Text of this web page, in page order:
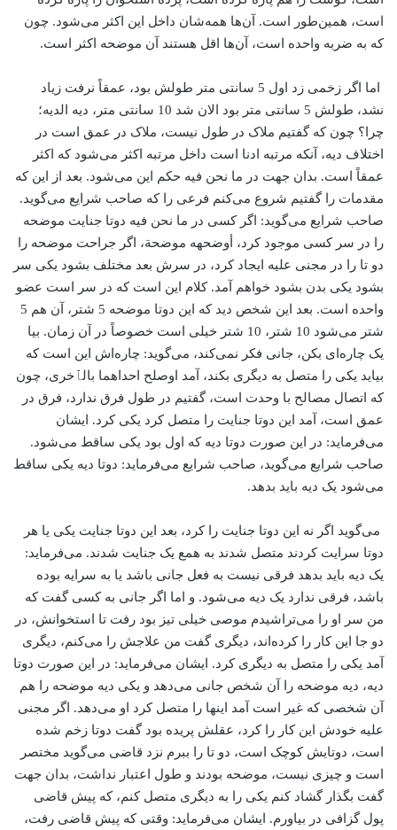
است، همین‌طور است. آن‌ها همه‌شان داخل این اکثر می‌شود. چون
که به ضربه واحده است، آن‌ها اقل هستند آن موضحه اکثر است.
اما اگر زخمی زد اول 5 سانتی متر طولش بود، عمقاً نرفت زیاد
نشد، طولش 5 سانتی متر بود الان شد 10 سانتی متر، دیه الدیه؛
چرا؟ چون که گفتیم ملاک در طول نیست، ملاک در عمق است در
اختلاف دیه، آنکه مرتبه ادنا است داخل مرتبه اکثر می‌شود که اکثر
عمقاً است. بدان جهت در ما نحن فیه حکم این می‌شود. بعد از این که
مقدمات را گفتیم شروع می‌کنم فرعی را که صاحب شرایع می‌گوید.
صاحب شرایع می‌گوید: اگر کسی در ما نحن فیه دوتا جنایت موضحه
را در سر کسی موجود کرد، أوضحهه موضحة، اگر جراحت موضحه را
دو تا را در مجنی علیه ایجاد کرد، در سرش بعد مختلف بشود یکی سر
بشود یکی بدن بشود خواهم آمد. کلام این است که در سر است عضو
واحده است. بعد این شخص دید که این دوتا موضحه 5 شتر، آن هم 5
شتر می‌شود 10 شتر، 10 شتر خیلی است خصوصاً در آن زمان. بیا
یک چاره‌ای بکن، جانی فکر نمی‌کند، می‌گوید: چاره‌اش این است که
بیاید یکی را متصل به دیگری بکند، آمد اوصلح احداهما بالٱخری، چون
که اتصال مصالح با وحدت است، گفتیم در طول فرق ندارد، فرق در
عمق است، آمد این دوتا جنایت را متصل کرد یکی کرد. ایشان
می‌فرماید: در این صورت دوتا دیه که اول بود یکی ساقط می‌شود.
صاحب شرایع می‌گوید، صاحب شرایع می‌فرماید: دوتا دیه یکی ساقط
می‌شود یک دیه باید بدهد.
می‌گوید اگر نه این دوتا جنایت را کرد، بعد این دوتا جنایت یکی یا هر
دوتا سرایت کردند متصل شدند به همع یک جنایت شدند. می‌فرماید:
یک دیه باید بدهد فرقی نیست به فعل جانی باشد یا به سرایه بوده
باشد، فرقی ندارد یک دیه می‌شود. و اما اگر جانی به کسی گفت که
من سر او را می‌تراشیدم موصی خیلی تیز بود رفت تا استخوانش، در
دو جا این کار را کرده‌اند، دیگری گفت من علاجش را می‌کنم، دیگری
آمد یکی را متصل به دیگری کرد. ایشان می‌فرماید: در این صورت دوتا
دیه، دیه موضحه را آن شخص جانی می‌دهد و یکی دیه موضحه را هم
آن شخصی که غیر است آمد اینها را متصل کرد او می‌دهد. اگر مجنی
علیه خودش این کار را کرد، عقلش پریده بود گفت دوتا زخم شده
است، دوتایش کوچک است، دو تا را ببرم نزد قاضی می‌گوید مختصر
است و چیزی نیست، موضحه بودند و طول اعتبار نداشت، بدان جهت
گفت بگذار گشاد کنم یکی را به دیگری متصل کنم، که پیش قاضی
پول گزافی در بیاورم. ایشان می‌فرماید: وقتی که پیش قاضی رفت،